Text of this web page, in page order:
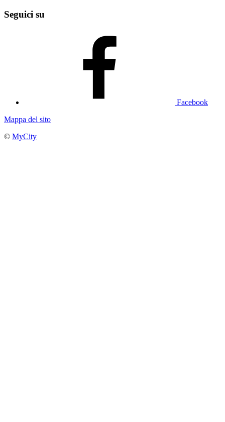
Seguici su
Facebook
Mappa del sito
© MyCity